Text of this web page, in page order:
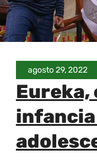
agosto 29, 2022
Eureka,
infancia